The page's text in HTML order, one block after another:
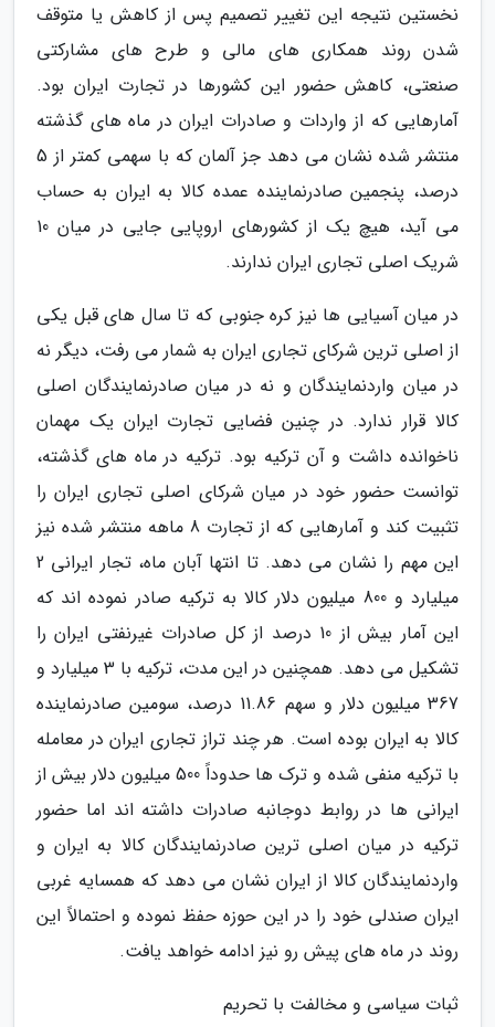
نخستین نتیجه این تغییر تصمیم پس از کاهش یا متوقف
شدن روند همکاری های مالی و طرح های مشارکتی
صنعتی، کاهش حضور این کشورها در تجارت ایران بود.
آمارهایی که از واردات و صادرات ایران در ماه های گذشته
منتشر شده نشان می دهد جز آلمان که با سهمی کمتر از 5
درصد، پنجمین صادرنماینده عمده کالا به ایران به حساب
می آید، هیچ یک از کشورهای اروپایی جایی در میان 10
شریک اصلی تجاری ایران ندارند.
در میان آسیایی ها نیز کره جنوبی که تا سال های قبل یکی
از اصلی ترین شرکای تجاری ایران به شمار می رفت، دیگر نه
در میان واردنمایندگان و نه در میان صادرنمایندگان اصلی
کالا قرار ندارد. در چنین فضایی تجارت ایران یک مهمان
ناخوانده داشت و آن ترکیه بود. ترکیه در ماه های گذشته،
توانست حضور خود در میان شرکای اصلی تجاری ایران را
تثبیت کند و آمارهایی که از تجارت 8 ماهه منتشر شده نیز
این مهم را نشان می دهد. تا انتها آبان ماه، تجار ایرانی 2
میلیارد و 800 میلیون دلار کالا به ترکیه صادر نموده اند که
این آمار بیش از 10 درصد از کل صادرات غیرنفتی ایران را
تشکیل می دهد. همچنین در این مدت، ترکیه با 3 میلیارد و
367 میلیون دلار و سهم 11.86 درصد، سومین صادرنماینده
کالا به ایران بوده است. هر چند تراز تجاری ایران در معامله
با ترکیه منفی شده و ترک ها حدوداً 500 میلیون دلار بیش از
ایرانی ها در روابط دوجانبه صادرات داشته اند اما حضور
ترکیه در میان اصلی ترین صادرنمایندگان کالا به ایران و
واردنمایندگان کالا از ایران نشان می دهد که همسایه غربی
ایران صندلی خود را در این حوزه حفظ نموده و احتمالاً این
روند در ماه های پیش رو نیز ادامه خواهد یافت.
ثبات سیاسی و مخالفت با تحریم